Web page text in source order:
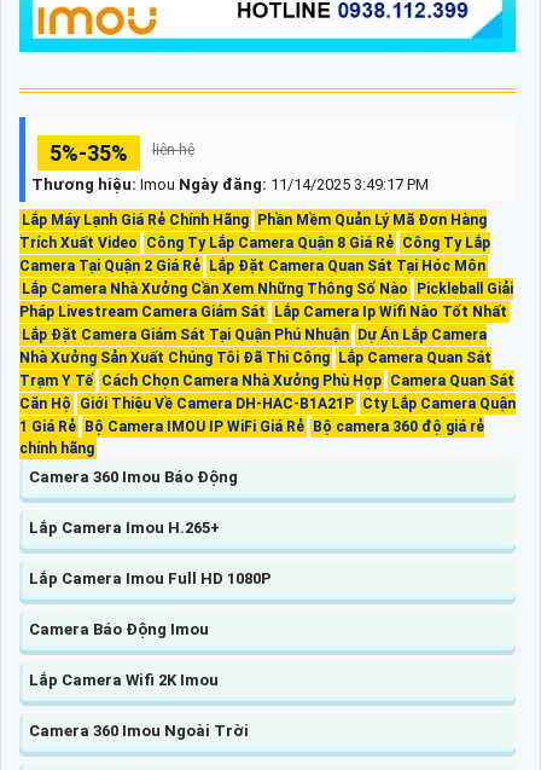
5%-35% liên hệ
Thương hiệu: Imou Ngày đăng: 11/14/2025 3:49:17 PM
Lắp Máy Lạnh Giá Rẻ Chính Hãng
Phần Mềm Quản Lý Mã Đơn Hàng
Trích Xuất Video
Công Ty Lắp Camera Quận 8 Giá Rẻ Công Ty Lắp
Camera Tại Quận 2 Giá Rẻ
Lắp Đặt Camera Quan Sát Tại Hóc Môn
Lắp Camera Nhà Xưởng Cần Xem Những Thông Số Nào
Pickleball Giải
Pháp Livestream Camera Giám Sát
Lắp Camera Ip Wifi Nào Tốt Nhất
Lắp Đặt Camera Giám Sát Tại Quận Phú Nhuận
Dự Án Lắp Camera
Nhà Xưởng Sản Xuất Chúng Tôi Đã Thi Công
Lắp Camera Quan Sát
Trạm Y Tế Cách Chọn Camera Nhà Xưởng Phù Hợp Camera Quan Sát
Căn Hộ
Giới Thiệu Về Camera DH-HAC-B1A21P Cty Lắp Camera Quận
1 Giá Rẻ
Bộ Camera IMOU IP WiFi Giá Rẻ
Bộ camera 360 độ giá rẻ
chính hãng
Camera 360 Imou Báo Động
Lắp Camera Imou H.265+
Lắp Camera Imou Full HD 1080P
Camera Báo Động Imou
Lắp Camera Wifi 2K Imou
Camera 360 Imou Ngoài Trời